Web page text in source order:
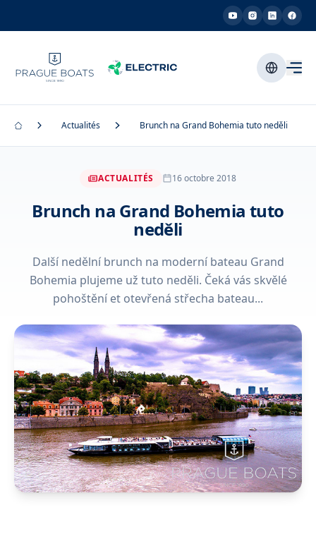
Actualités Brunch na Grand Bohemia tuto neděli
ACTUALITÉS 16 octobre 2018
Brunch na Grand Bohemia tuto
neděli
Další nedělní brunch na moderní bateau Grand
Bohemia plujeme už tuto neděli. Čeká vás skvělé
pohoštění et otevřená střecha bateau...